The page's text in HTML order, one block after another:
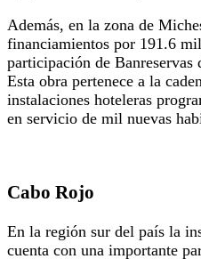
Además, en la zona de
financiamientos por 191.6
participación de Banreservas
Esta obra pertenece a la
instalaciones hoteleras
en servicio de mil nuevas
Cabo Rojo
En la región sur del país la
cuenta con una importante